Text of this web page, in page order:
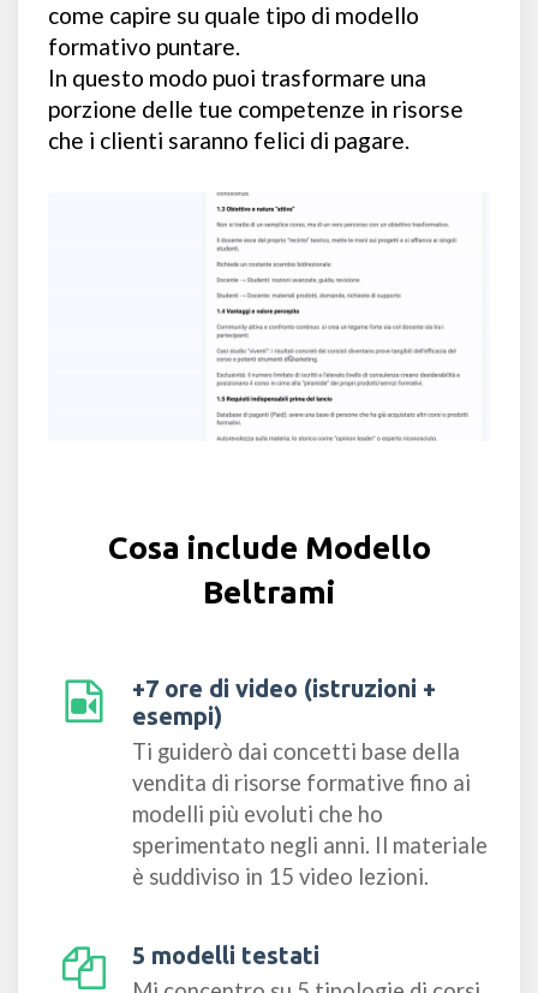
come capire su quale tipo di modello
formativo puntare.
In questo modo puoi trasformare una
porzione delle tue competenze in risorse
che i clienti saranno felici di pagare.
Cosa include Modello
Beltrami
+7 ore di video (istruzioni +
esempi)
Ti guiderò dai concetti base della
vendita di risorse formative fino ai
modelli più evoluti che ho
sperimentato negli anni. Il materiale
è suddiviso in 15 video lezioni.
5 modelli testati